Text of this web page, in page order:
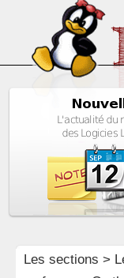
Les sections >